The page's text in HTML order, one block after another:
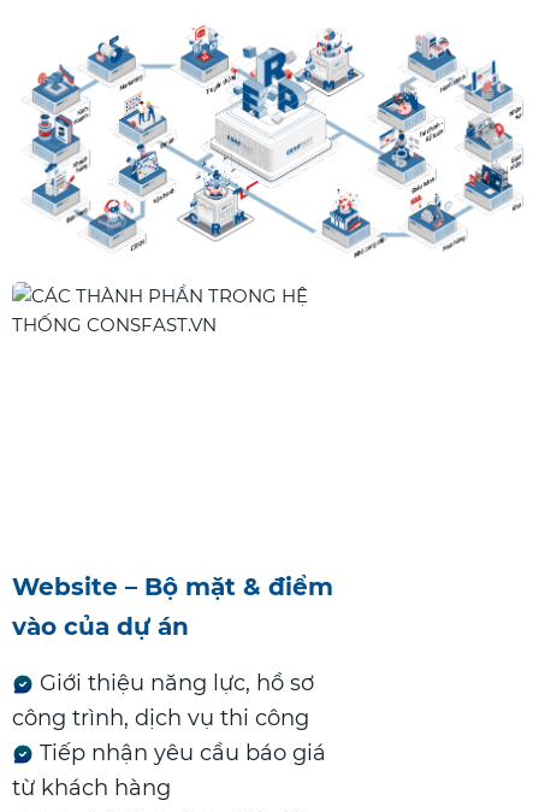
Website – Bộ mặt & điểm
vào của dự án
Giới thiệu năng lực, hồ sơ
công trình, dịch vụ thi công
Tiếp nhận yêu cầu báo giá
từ khách hàng